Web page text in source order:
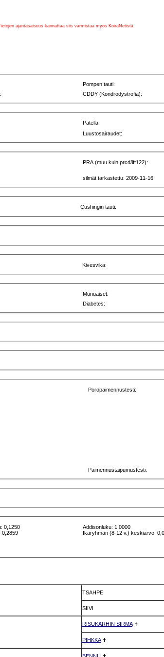
ajantasaisuus kannattaa siis varmistaa myös KoiraNetistä.
Pompen tauti:
CDDY (Kondrodystrofia):
Patella:
Luustosairaudet:
PRA (muu kuin prcd/ift122):
silmät tarkastettu: 2009-11-16
Cushingin tauti:
Kivesvika:
Munuaiset:
Diabetes:
Poropaimennustesti:
Paimennustaipumustesti:
0,1250
0,2859
Addisonluku: 1,0000
Ikäryhmän (8-12 v.) keskiarvo:
TSAHPE
SIIVI
RISUKARHIN SIRMA✝
PIHKKA✝